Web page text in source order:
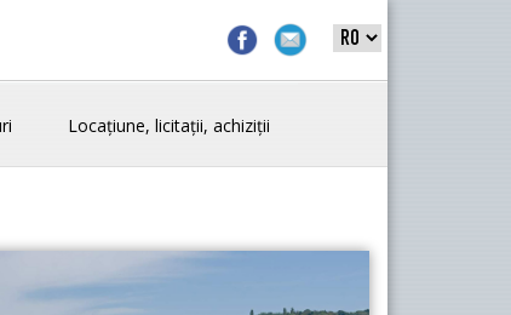
Locațiune, licitații, achiziții